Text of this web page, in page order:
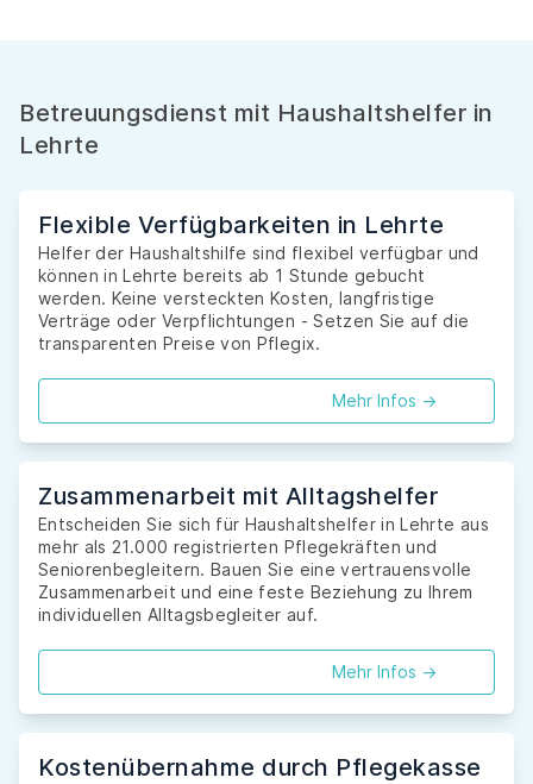
Betreuungsdienst mit Haushaltshelfer in
Lehrte
Flexible Verfügbarkeiten in Lehrte
Helfer der Haushaltshilfe sind flexibel verfügbar und
können in Lehrte bereits ab 1 Stunde gebucht
werden. Keine versteckten Kosten, langfristige
Verträge oder Verpflichtungen - Setzen Sie auf die
transparenten Preise von Pflegix.
Mehr Infos ->
Zusammenarbeit mit Alltagshelfer
Entscheiden Sie sich für Haushaltshelfer in Lehrte aus
mehr als 21.000 registrierten Pflegekräften und
Seniorenbegleitern. Bauen Sie eine vertrauensvolle
Zusammenarbeit und eine feste Beziehung zu Ihrem
individuellen Alltagsbegleiter auf.
Mehr Infos ->
Kostenübernahme durch Pflegekasse